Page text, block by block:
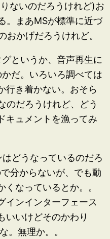
ないのだろうけれど)お
。まあMSが標準に近づ
かげだろうけれど。
というか、音声再生に
だ。いろいろ調べては
行き着かない。おそら
のだろうけれど、どう
キュメントを漁ってみ
どうなっているのだろ
分からないが、でも動
くなっているとか。。
インインターフェース
いいけどそのかわり
。無理か。。